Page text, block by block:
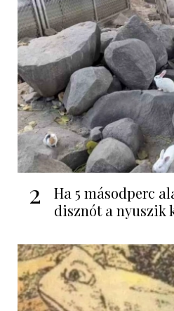
2
Ha 5 másodperc
disznót a nyuszik